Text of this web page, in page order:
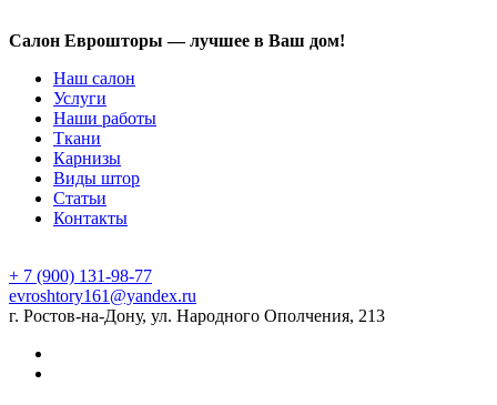
Салон Еврошторы — лучшее в Ваш дом!
Наш салон
Услуги
Наши работы
Ткани
Карнизы
Виды штор
Статьи
Контакты
+ 7 (900) 131-98-77
evroshtory161@yandex.ru
г. Ростов-на-Дону, ул. Народного Ополчения, 213